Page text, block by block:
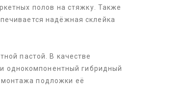
полов на стяжку. Также
надёжная склейка
пастой. В качестве
однокомпонентный гибридный
монтажа подложки её